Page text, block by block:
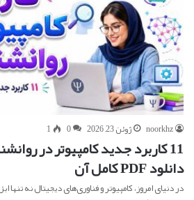
noorkhz ژوئن 23, 2026 0
1
11 کاربرد جدید کامپیوتر در
دانلود PDF کامل آن
در دنیای امروز، کامپیوتر و فناوری‌های دیجیتال نه